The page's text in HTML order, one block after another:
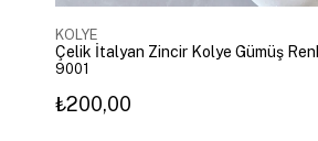
KOLYE
9001
₺200,00